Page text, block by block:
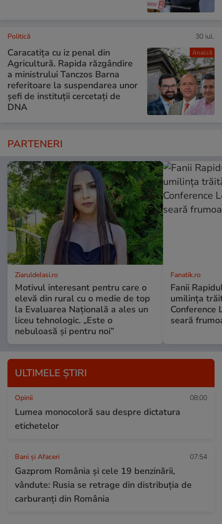
Analiză
Politică 30 iul.
Caracatița cu iz penal din
Agricultură. Rapida răzgândire
a ministrului Tanczos Barna
referitoare la suspendarea unor
șefi de instituții cercetați de
DNA
PARTENERI
ZiaruldeIasi.ro
Motivul interesant pentru care o
elevă din rural cu o medie de top
la Evaluarea Națională a ales un
liceu tehnologic. „Este o
nebuloasă și pentru noi”
Fanatik.ro
Fanii
umilința
Conference
seară
ULTIMELE ȘTIRI
Opinii 08:00
Lumea monocoloră sau despre dictatura
etichetelor
Bani și Afaceri 07:54
Gazprom România și cele 19 benzinării,
vândute: Rusia se retrage din distribuția de
carburanți din România